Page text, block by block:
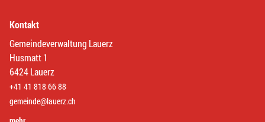
Kontakt
Gemeindeverwaltung Lauerz
Husmatt 1
6424 Lauerz
+41 41 818 66 88
gemeinde@lauerz.ch